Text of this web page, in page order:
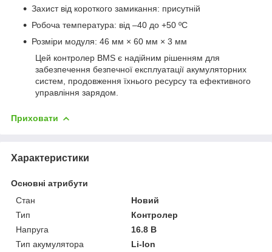
Захист від короткого замикання: присутній
Робоча температура: від –40 до +50 ºС
Розміри модуля: 46 мм × 60 мм × 3 мм
Цей контролер BMS є надійним рішенням для
забезпечення безпечної експлуатації акумуляторних
систем, продовження їхнього ресурсу та ефективного
управління зарядом.
Приховати
Характеристики
Основні атрибути
Стан
Новий
Тип
Контролер
Напруга
16.8 В
Тип акумулятора
Li-Ion